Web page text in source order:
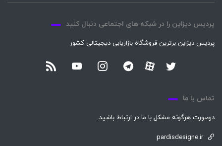
پردیس دیزاین را در شبکه های اجتماعی دنبال کنید
پردیس دیزاین برترین فروشگاه بازاریابی دیجیتالی کشور
تماس با ما
درصورت هرگونه مشکل با ما در ارتباط باشید.
pardisdesigne.ir